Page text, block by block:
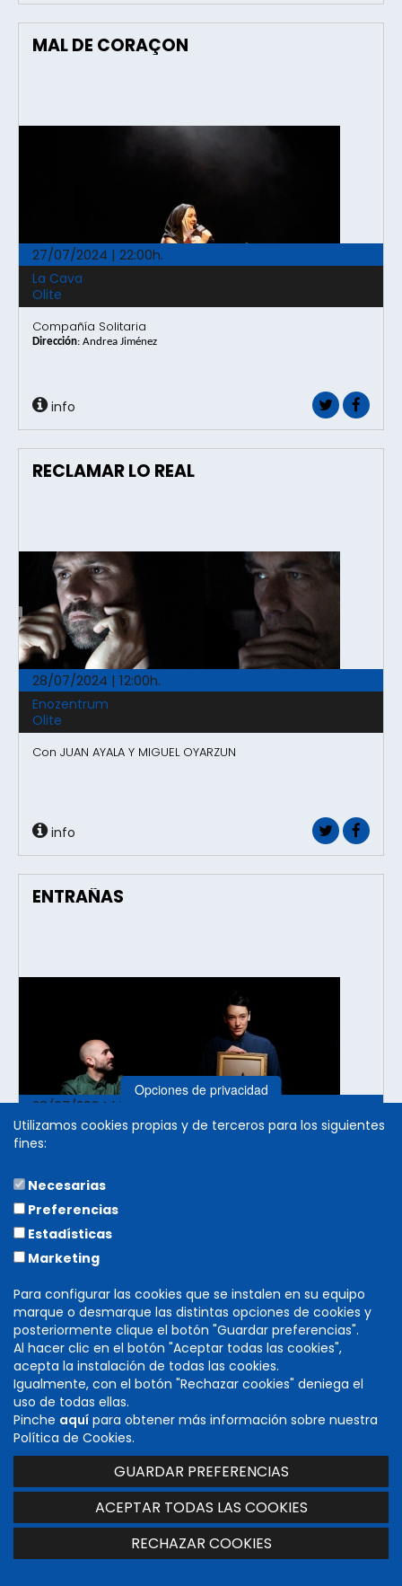
MAL DE CORAÇON
27/07/2024 | 22:00h.
La Cava
Olite
Compañía Solitaria
Dirección: Andrea Jiménez
info
RECLAMAR LO REAL
28/07/2024 | 12:00h.
Enozentrum
Olite
Con JUAN AYALA Y MIGUEL OYARZUN
info
ENTRAÑAS
28/07/2024 | 19:00h.
Casa de Cultura
Olite
Dirección y dramaturgia
info
ENTRAÑAS
28/07/2024 | 20:30h.
Casa de Cultura
Opciones de privacidad
Utilizamos cookies propias y de terceros para los siguientes
fines:
Necesarias
Preferencias
Estadísticas
Marketing
Para configurar las cookies que se instalen en su equipo
marque o desmarque las distintas opciones de cookies y
posteriormente clique el botón "Guardar preferencias".
Al hacer clic en el botón "Aceptar todas las cookies",
acepta la instalación de todas las cookies.
Igualmente, con el botón "Rechazar cookies" deniega el
uso de todas ellas.
Pinche aquí para obtener más información sobre nuestra
Política de Cookies.
GUARDAR PREFERENCIAS
ACEPTAR TODAS LAS COOKIES
RECHAZAR COOKIES